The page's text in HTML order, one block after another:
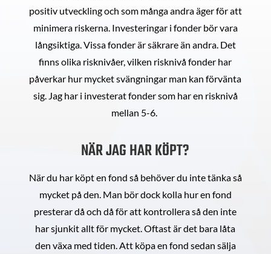
positiv utveckling och som många andra äger för att
minimera riskerna. Investeringar i fonder bör vara
långsiktiga. Vissa fonder är säkrare än andra. Det
finns olika risknivåer, vilken risknivå fonder har
påverkar hur mycket svängningar man kan förvänta
sig. Jag har i investerat fonder som har en risknivå
mellan 5-6.
NÄR JAG HAR KÖPT?
När du har köpt en fond så behöver du inte tänka så
mycket på den. Man bör dock kolla hur en fond
presterar då och då för att kontrollera så den inte
har sjunkit allt för mycket. Oftast är det bara låta
den växa med tiden. Att köpa en fond sedan sälja